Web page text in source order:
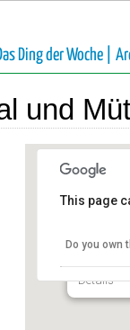
Ding der Woche |
und
Talstraße
Details
This page
Do you own